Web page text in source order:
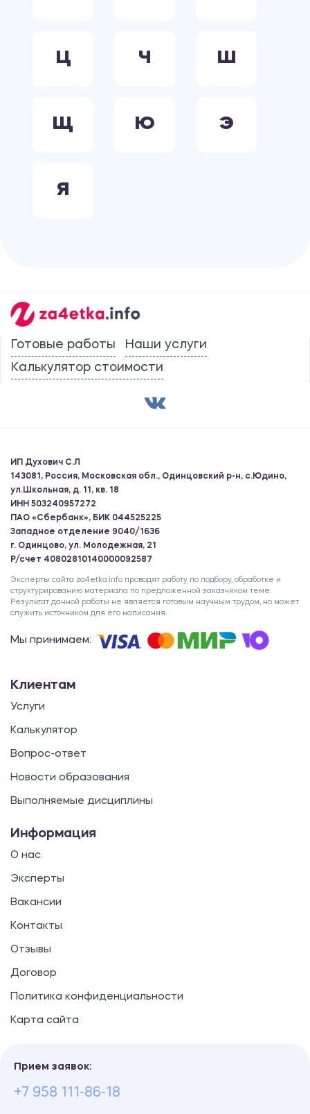
Ц Ч Ш
Щ Ю Э
Я
Готовые работы
Наши услуги
Калькулятор стоимости
ИП Духович С.Л
143081, Россия, Московская обл., Одинцовский р-н, с.Юдино,
ул.Школьная, д. 11, кв. 18
ИНН 503240957272
ПАО «Сбербанк», БИК 044525225
Западное отделение 9040/1636
г. Одинцово, ул. Молодежная, 21
Р/счет 40802810140000092587
Эксперты сайта za4etka.info проводят работу по подбору, обработке и
структурированию материала по предложенной заказчиком теме.
Результат данной работы не является готовым научным трудом, но может
служить источником для его написания.
Мы принимаем:
Клиентам
Услуги
Калькулятор
Вопрос-ответ
Новости образования
Выполняемые дисциплины
Информация
О нас
Эксперты
Вакансии
Контакты
Отзывы
Договор
Политика конфиденциальности
Карта сайта
Прием заявок:
+7 958 111-86-18